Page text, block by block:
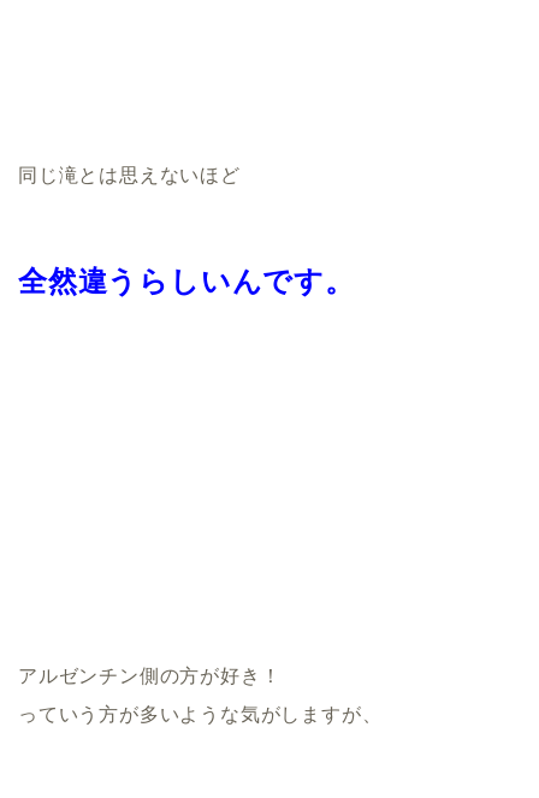
同じ滝とは思えないほど
全然違うらしいんです。
アルゼンチン側の方が好き！
っていう方が多いような気がしますが、